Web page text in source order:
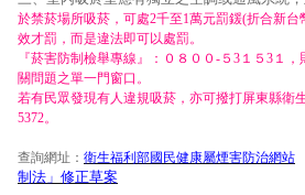
於禁菸場所吸菸，可處2千至1萬元罰鍰(折合新
效才罰，而是違法即可以處罰。
『菸害防制檢舉專線』：０８００-５3１５3１
關問題之單一門窗口。
若有民眾發現有人違規吸菸，亦可撥打屏東縣衛
5372。
查詢網址： 衛生福利部國民健康屬煙害防治網站
制法」修正草案